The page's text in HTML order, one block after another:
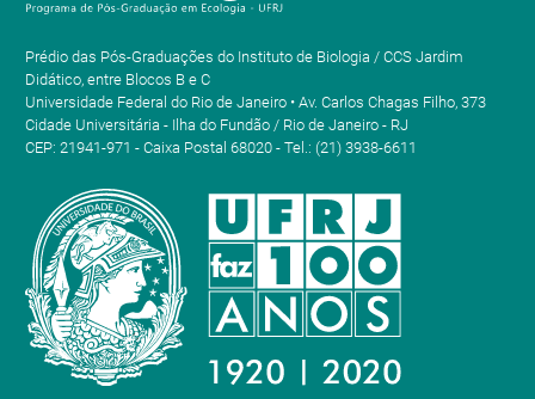
Prédio das Pós-Graduações do Instituto de Biologia / CCS Jardim
Didático, entre Blocos B e C
Universidade Federal do Rio de Janeiro • Av. Carlos Chagas Filho, 373
Cidade Universitária - Ilha do Fundão / Rio de Janeiro - RJ
CEP: 21941-971 - Caixa Postal 68020 - Tel.: (21) 3938-6611